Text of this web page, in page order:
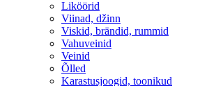
Liköörid
Viinad, džinn
Viskid, brändid, rummid
Vahuveinid
Veinid
Õlled
Karastusjoogid, toonikud